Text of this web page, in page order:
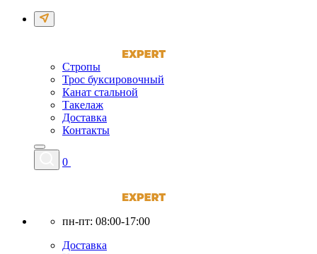
Стропы
Трос буксировочный
Канат стальной
Такелаж
Доставка
Контакты
0
пн-пт: 08:00-17:00
Доставка